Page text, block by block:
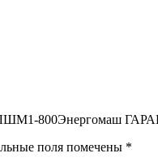
ЛШМ1-800Энергомаш
поля помечены *